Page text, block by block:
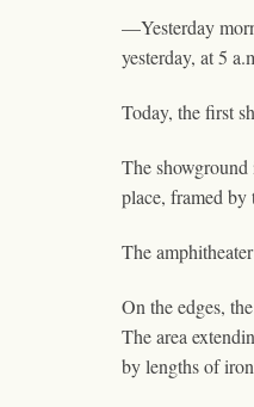
—Yesterday
yesterday, at 5
Today, the first
The
place, framed
The
On the edges,
The area
by lengths of